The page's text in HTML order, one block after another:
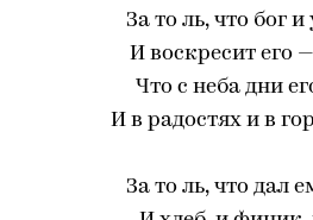
За то ль, что бог
И воскресит его
Что с неба дни
И в радостях и в
За то ль, что дал